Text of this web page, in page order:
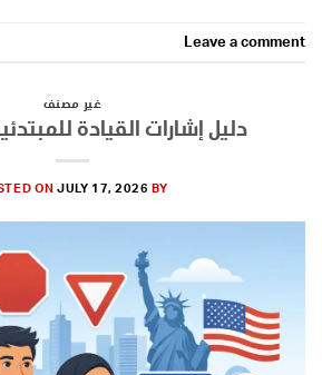
Leave a comment
غير مصنف
دليل إشارات القيادة
ONJULY 17, 2026 BY